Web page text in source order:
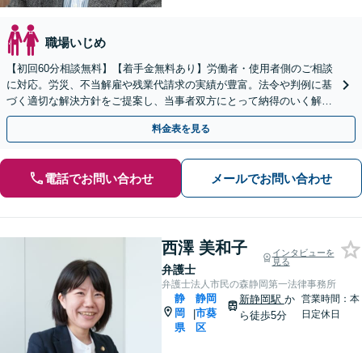
職場いじめ
【初回60分相談無料】【着手金無料あり】労働者・使用者側のご相談
に対応。労災、不当解雇や残業代請求の実績が豊富。法令や判例に基
づく適切な解決方針をご提案し、当事者双方にとって納得のいく解決
を目指します【当日／休日／夜間／電話相談可】
料金表を見る
電話でお問い合わせ メールでお問い合わせ
西澤 美和子
弁護士
インタビューを
見る
弁護士法人市民の森静岡第一法律事務所
静
岡
県
|
静岡
市葵
区
新静岡駅 か
ら徒歩5分
営業時間：本
日定休日